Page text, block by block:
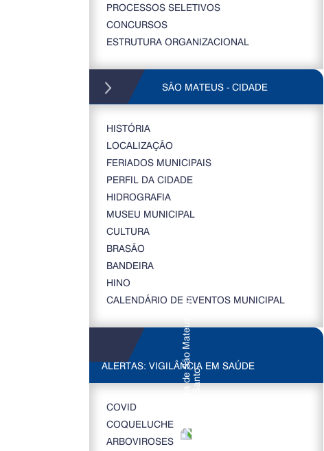
PROCESSOS SELETIVOS
CONCURSOS
ESTRUTURA ORGANIZACIONAL
SÃO MATEUS - CIDADE
HISTÓRIA
LOCALIZAÇÃO
FERIADOS MUNICIPAIS
PERFIL DA CIDADE
HIDROGRAFIA
MUSEU MUNICIPAL
CULTURA
BRASÃO
BANDEIRA
HINO
CALENDÁRIO DE EVENTOS MUNICIPAL
ALERTAS: VIGILÂNCIA EM SAÚDE
COVID
COQUELUCHE
ARBOVIROSES